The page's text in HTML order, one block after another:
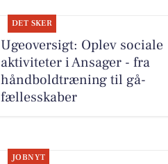
DET SKER
Ugeoversigt: Oplev sociale
aktiviteter i Ansager - fra
håndboldtræning til gå-
fællesskaber
JOBNYT